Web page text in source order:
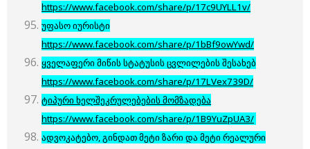
https://www.facebook.com/share/p/17c9UYLL1v/
უფასო იურისტი
https://www.facebook.com/share/p/1bBf9owYwd/
ყველაფერი მიწის სტატუსის ცვლილების შესახებ
https://www.facebook.com/share/p/17LVex739D/
ტიპური ხელშეკრულებების მომზადება
https://www.facebook.com/share/p/1B9YuZpUA3/
ადვოკატებო, გინდათ მეტი ზარი და მეტი რეალური